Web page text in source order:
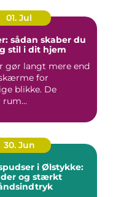
01. Jul
sådan skaber du
stil i dit hjem
gør langt mere end
for
blikke. De
rum...
30. Jun
i Ølstykke:
og stærkt